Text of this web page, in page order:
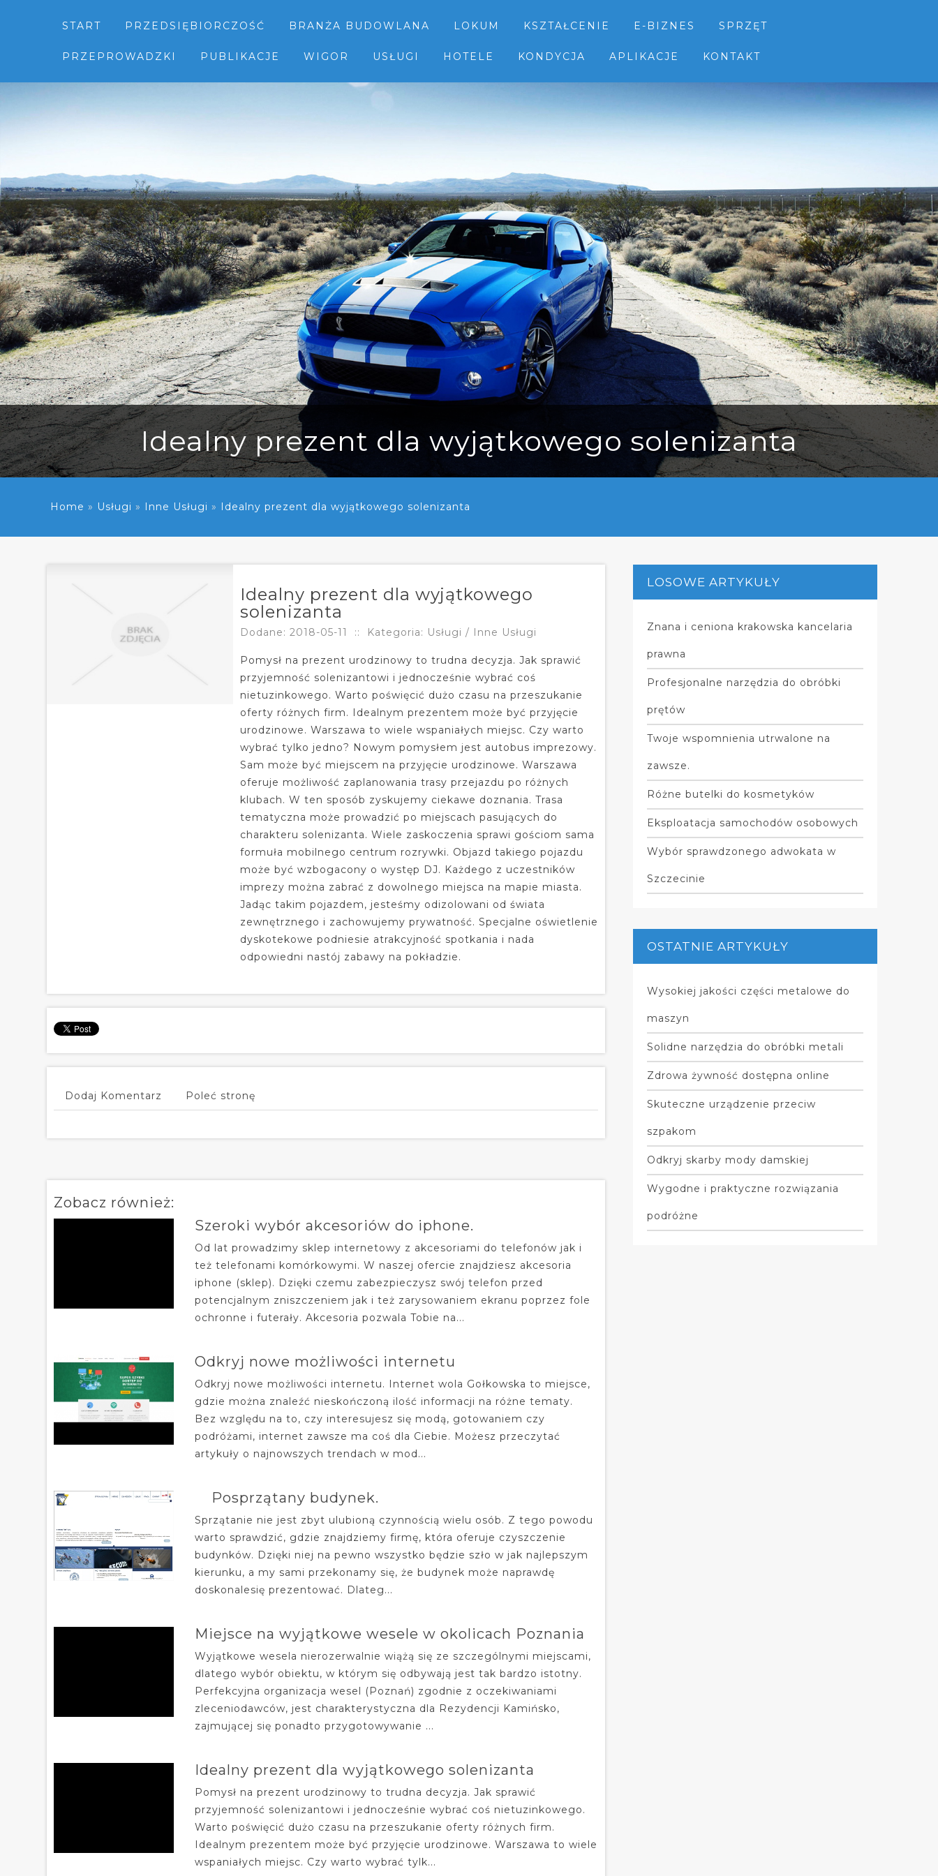
START PRZEDSIĘBIORCZOŚĆ BRANŻA BUDOWLANA LOKUM KSZTAŁCENIE E-BIZNES SPRZĘT
PRZEPROWADZKI PUBLIKACJE WIGOR USŁUGI HOTELE KONDYCJA APLIKACJE KONTAKT
Idealny prezent dla wyjątkowego solenizanta
Home » Usługi » Inne Usługi » Idealny prezent dla wyjątkowego solenizanta
Idealny prezent dla wyjątkowego
solenizanta
Dodane: 2018-05-11 :: Kategoria: Usługi / Inne Usługi
Pomysł na prezent urodzinowy to trudna decyzja. Jak sprawić
przyjemność solenizantowi i jednocześnie wybrać coś
nietuzinkowego. Warto poświęcić dużo czasu na przeszukanie
oferty różnych firm. Idealnym prezentem może być przyjęcie
urodzinowe. Warszawa to wiele wspaniałych miejsc. Czy warto
wybrać tylko jedno? Nowym pomysłem jest autobus imprezowy.
Sam może być miejscem na przyjęcie urodzinowe. Warszawa
oferuje możliwość zaplanowania trasy przejazdu po różnych
klubach. W ten sposób zyskujemy ciekawe doznania. Trasa
tematyczna może prowadzić po miejscach pasujących do
charakteru solenizanta. Wiele zaskoczenia sprawi gościom sama
formuła mobilnego centrum rozrywki. Objazd takiego pojazdu
może być wzbogacony o występ DJ. Każdego z uczestników
imprezy można zabrać z dowolnego miejsca na mapie miasta.
Jadąc takim pojazdem, jesteśmy odizolowani od świata
zewnętrznego i zachowujemy prywatność. Specjalne oświetlenie
dyskotekowe podniesie atrakcyjność spotkania i nada
odpowiedni nastój zabawy na pokładzie.
Dodaj Komentarz Poleć stronę
Zobacz również:
Szeroki wybór akcesoriów do iphone.
Od lat prowadzimy sklep internetowy z akcesoriami do telefonów jak i
też telefonami komórkowymi. W naszej ofercie znajdziesz akcesoria
iphone (sklep). Dzięki czemu zabezpieczysz swój telefon przed
potencjalnym zniszczeniem jak i też zarysowaniem ekranu poprzez fole
ochronne i futerały. Akcesoria pozwala Tobie na...
Odkryj nowe możliwości internetu
Odkryj nowe możliwości internetu. Internet wola Gołkowska to miejsce,
gdzie można znaleźć nieskończoną ilość informacji na różne tematy.
Bez względu na to, czy interesujesz się modą, gotowaniem czy
podróżami, internet zawsze ma coś dla Ciebie. Możesz przeczytać
artykuły o najnowszych trendach w mod...
Posprzątany budynek.
Sprzątanie nie jest zbyt ulubioną czynnością wielu osób. Z tego powodu
warto sprawdzić, gdzie znajdziemy firmę, która oferuje czyszczenie
budynków. Dzięki niej na pewno wszystko będzie szło w jak najlepszym
kierunku, a my sami przekonamy się, że budynek może naprawdę
doskonalesię prezentować. Dlateg...
Miejsce na wyjątkowe wesele w okolicach Poznania
Wyjątkowe wesela nierozerwalnie wiążą się ze szczególnymi miejscami,
dlatego wybór obiektu, w którym się odbywają jest tak bardzo istotny.
Perfekcyjna organizacja wesel (Poznań) zgodnie z oczekiwaniami
zleceniodawców, jest charakterystyczna dla Rezydencji Kamińsko,
zajmującej się ponadto przygotowywanie ...
Idealny prezent dla wyjątkowego solenizanta
Pomysł na prezent urodzinowy to trudna decyzja. Jak sprawić
przyjemność solenizantowi i jednocześnie wybrać coś nietuzinkowego.
Warto poświęcić dużo czasu na przeszukanie oferty różnych firm.
Idealnym prezentem może być przyjęcie urodzinowe. Warszawa to wiele
wspaniałych miejsc. Czy warto wybrać tylk...
LOSOWE ARTYKUŁY
Znana i ceniona krakowska kancelaria
prawna
Profesjonalne narzędzia do obróbki
prętów
Twoje wspomnienia utrwalone na
zawsze.
Różne butelki do kosmetyków
Eksploatacja samochodów osobowych
Wybór sprawdzonego adwokata w
Szczecinie
OSTATNIE ARTYKUŁY
Wysokiej jakości części metalowe do
maszyn
Solidne narzędzia do obróbki metali
Zdrowa żywność dostępna online
Skuteczne urządzenie przeciw
szpakom
Odkryj skarby mody damskiej
Wygodne i praktyczne rozwiązania
podróżne